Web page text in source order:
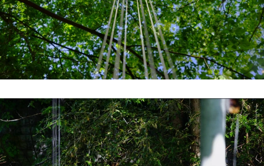
#1 | 2021 RCO
//related to construction
#7 | 2020 Marten Schech
#6 | 2020 Monika Grzymala
#5 | 2020 Gaby Taplick
#4 | 2020 Jason Gringler
#3 | 2020 Lucio Auri